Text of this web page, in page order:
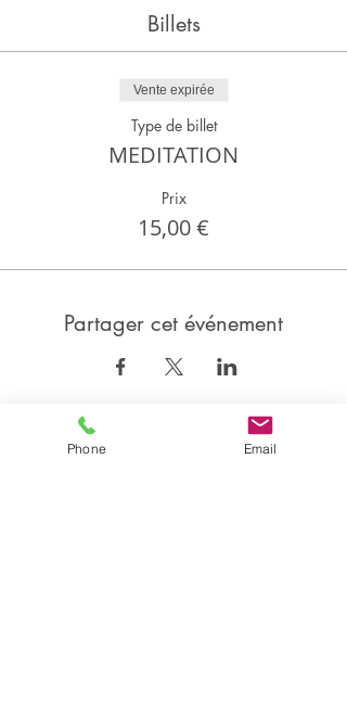
Billets
Vente expirée
Type de billet
MEDITATION
Prix
15,00 €
Partager cet événement
Phone Email